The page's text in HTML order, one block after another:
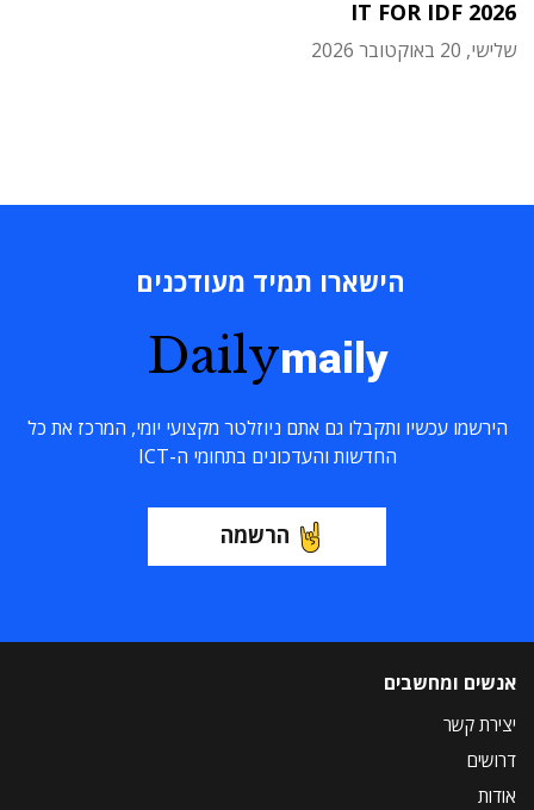
IT FOR IDF 2026
שלישי, 20 באוקטובר 2026
הישארו תמיד מעודכנים
Dailymaily
הירשמו עכשיו ותקבלו גם אתם ניוזלטר מקצועי יומי, המרכז את כל
החדשות והעדכונים בתחומי ה-ICT
הרשמה
אנשים ומחשבים
יצירת קשר
דרושים
אודות